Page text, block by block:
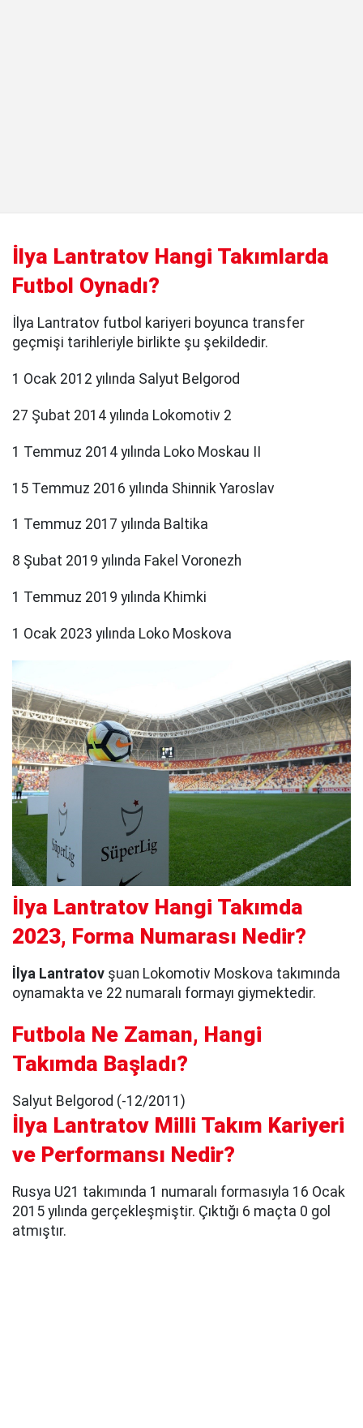
İlya Lantratov Hangi Takımlarda
Futbol Oynadı?
İlya Lantratov futbol kariyeri boyunca transfer
geçmişi tarihleriyle birlikte şu şekildedir.
1 Ocak 2012 yılında Salyut Belgorod
27 Şubat 2014 yılında Lokomotiv 2
1 Temmuz 2014 yılında Loko Moskau II
15 Temmuz 2016 yılında Shinnik Yaroslav
1 Temmuz 2017 yılında Baltika
8 Şubat 2019 yılında Fakel Voronezh
1 Temmuz 2019 yılında Khimki
1 Ocak 2023 yılında Loko Moskova
İlya Lantratov Hangi Takımda
2023, Forma Numarası Nedir?
İlya Lantratov şuan Lokomotiv Moskova takımında
oynamakta ve 22 numaralı formayı giymektedir.
Futbola Ne Zaman, Hangi
Takımda Başladı?
Salyut Belgorod (-12/2011)
İlya Lantratov Milli Takım Kariyeri
ve Performansı Nedir?
Rusya U21 takımında 1 numaralı formasıyla 16 Ocak
2015 yılında gerçekleşmiştir. Çıktığı 6 maçta 0 gol
atmıştır.